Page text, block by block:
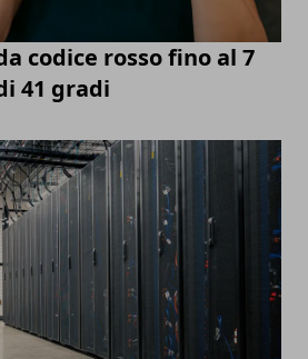
codice rosso fino al 7
41 gradi